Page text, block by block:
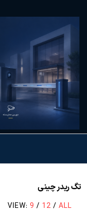
همیار امنیت
تگ ریدر چینی
VIEW: 9 / 12 / ALL